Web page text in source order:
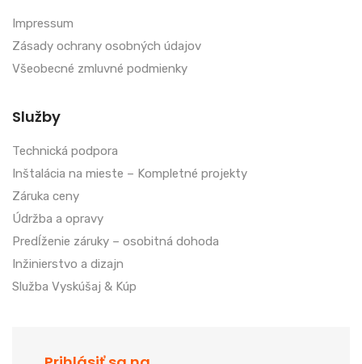
Impressum
Zásady ochrany osobných údajov
Všeobecné zmluvné podmienky
Služby
Technická podpora
Inštalácia na mieste – Kompletné projekty
Záruka ceny
Údržba a opravy
Predĺženie záruky – osobitná dohoda
Inžinierstvo a dizajn
Služba Vyskúšaj & Kúp